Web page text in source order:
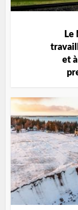
Le
et